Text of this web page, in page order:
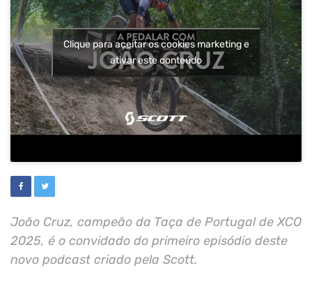
Clique para aceitar os cookies marketing e
ativar este conteúdo
João Cruz, campeão da Taça de Portugal de XCO
2025, é o convidado do primeiro episódio deste
novo podcast criado pela Scott.